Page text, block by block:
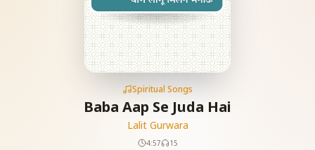
Spiritual Songs
Baba Aap Se Juda Hai
Lalit Gurwara
4:57 15